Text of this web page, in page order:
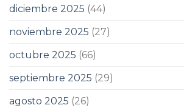
diciembre 2025 (44)
noviembre 2025 (27)
octubre 2025 (66)
septiembre 2025 (29)
agosto 2025 (26)